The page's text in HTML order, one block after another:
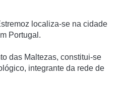
localiza-se na cidade
Portugal.
das Maltezas, constitui-se
integrante da rede de